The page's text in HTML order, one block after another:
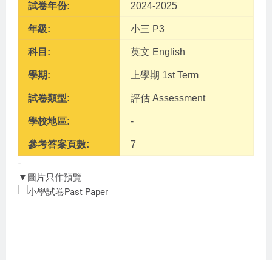
試卷年份: 2024-2025
年級: 小三 P3
科目: 英文 English
學期: 上學期 1st Term
試卷類型: 評估 Assessment
學校地區: -
參考答案頁數: 7
-
▼圖片只作預覽